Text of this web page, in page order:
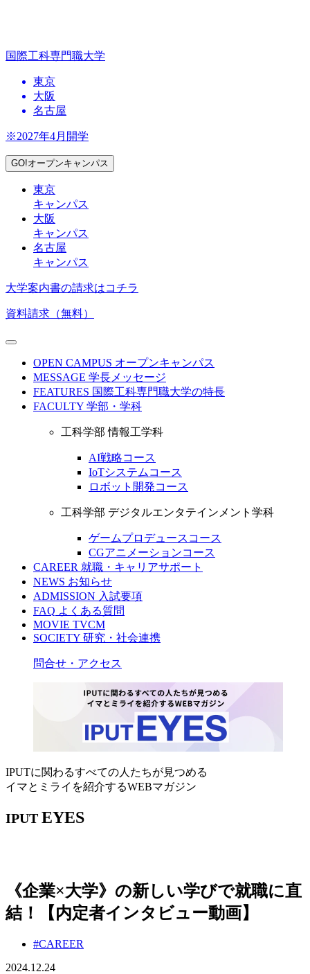
国際工科専門職大学
東京
大阪
名古屋
※2027年4月開学
GO!オープンキャンパス
東京
キャンパス
大阪
キャンパス
名古屋
キャンパス
大学案内書の請求はコチラ
資料請求（無料）
OPEN CAMPUS オープンキャンパス
MESSAGE 学長メッセージ
FEATURES 国際工科専門職大学の特長
FACULTY 学部・学科
工科学部 情報工学科
AI戦略コース
IoTシステムコース
ロボット開発コース
工科学部 デジタルエンタテインメント学科
ゲームプロデュースコース
CGアニメーションコース
CAREER 就職・キャリアサポート
NEWS お知らせ
ADMISSION 入試要項
FAQ よくある質問
MOVIE TVCM
SOCIETY 研究・社会連携
問合せ・アクセス
IPUTに関わるすべての人たちが見つめる
イマとミライを紹介するWEBマガジン
IPUT EYES
《企業×大学》の新しい学びで就職に直
結！【内定者インタビュー動画】
#CAREER
2024.12.24